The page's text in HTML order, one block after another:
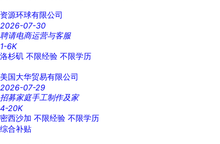
资源环球有限公司
2026-07-30
聘请电商运营与客服
1-6K
洛杉矶 不限经验 不限学历
美国大华贸易有限公司
2026-07-29
招募家庭手工制作及家
4-20K
密西沙加 不限经验 不限学历
综合补贴